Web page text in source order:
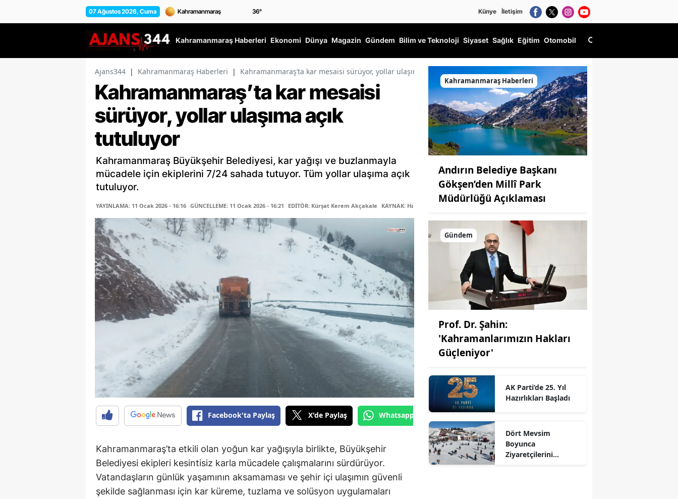
07 Ağustos 2026, Cuma 36° Künye İletişim
Kahramanmaraş Haberleri Ekonomi Dünya Magazin Gündem Bilim ve Teknoloji Siyaset Sağlık Eğitim Otomobil
Ajans344 | Kahramanmaraş Haberleri | Kahramanmaraş’ta kar mesaisi sürüyor, yollar ulaşıma açık tutuluyor
Kahramanmaraş’ta kar mesaisi
sürüyor, yollar ulaşıma açık
tutuluyor
Kahramanmaraş Büyükşehir Belediyesi, kar yağışı ve buzlanmayla
mücadele için ekiplerini 7/24 sahada tutuyor. Tüm yollar ulaşıma açık
tutuluyor.
YAYINLAMA: 11 Ocak 2026 - 16:16 GÜNCELLEME: 11 Ocak 2026 - 16:21 EDİTÖR: Kürşat Kerem Akçakale KAYNAK: Haber Merkezi
Facebook'ta Paylaş X'de Paylaş Whatsapp'tan Gönder
Kahramanmaraş’ta etkili olan yoğun kar yağışıyla birlikte, Büyükşehir
Belediyesi ekipleri kesintisiz karla mücadele çalışmalarını sürdürüyor.
Vatandaşların günlük yaşamının aksamaması ve şehir içi ulaşımın güvenli
şekilde sağlanması için kar küreme, tuzlama ve solüsyon uygulamaları
Kahramanmaraş Haberleri
Andırın Belediye Başkanı
Gökşen’den Millî Park
Müdürlüğü Açıklaması
Gündem
Prof. Dr. Şahin:
'Kahramanlarımızın Hakları
Güçleniyor'
AK Parti’de 25. Yıl
Hazırlıkları Başladı
Dört Mevsim
Boyunca
Ziyaretçilerini